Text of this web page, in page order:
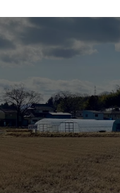
投
稿
ナ
ビ
ゲ
ー